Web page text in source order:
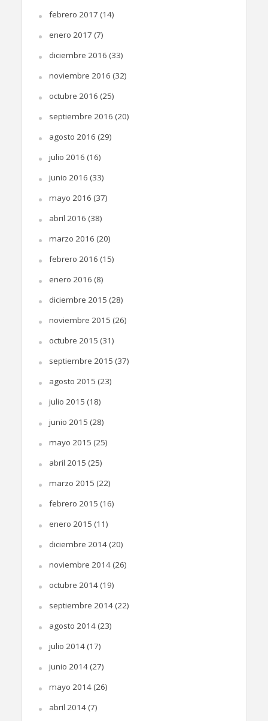
febrero 2017 (14)
enero 2017 (7)
diciembre 2016 (33)
noviembre 2016 (32)
octubre 2016 (25)
septiembre 2016 (20)
agosto 2016 (29)
julio 2016 (16)
junio 2016 (33)
mayo 2016 (37)
abril 2016 (38)
marzo 2016 (20)
febrero 2016 (15)
enero 2016 (8)
diciembre 2015 (28)
noviembre 2015 (26)
octubre 2015 (31)
septiembre 2015 (37)
agosto 2015 (23)
julio 2015 (18)
junio 2015 (28)
mayo 2015 (25)
abril 2015 (25)
marzo 2015 (22)
febrero 2015 (16)
enero 2015 (11)
diciembre 2014(20)
noviembre 2014(26)
octubre 2014(19)
septiembre 2014(22)
agosto 2014(23)
julio 2014(17)
junio 2014(27)
mayo 2014(26)
abril 2014(7)